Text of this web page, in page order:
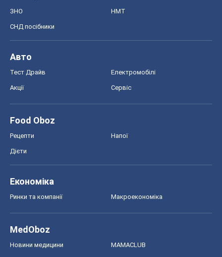
ЗНО НМТ
СНД посібники
Авто
Тест Драйв Електромобілі
Акції Сервіс
Food Oboz
Рецепти Напої
Дієти
Економіка
Ринки та компанії Макроекономіка
MedOboz
Новини медицини MAMACLUB